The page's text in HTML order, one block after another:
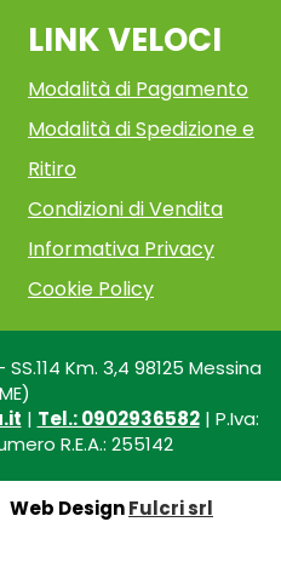
LINK VELOCI
Modalità di Pagamento
Modalità di Spedizione e
Ritiro
Condizioni di Vendita
Informativa Privacy
Cookie Policy
SS.114 Km. 3,4 98125 Messina
| Tel.: 0902936582| P.Iva:
R.E.A.: 255142
Web DesignFulcri srl